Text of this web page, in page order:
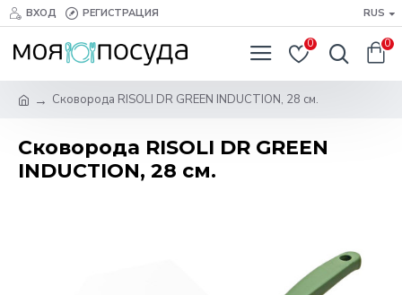
ВХОД РЕГИСТРАЦИЯ RUS
0 0
Сковорода RISOLI DR GREEN INDUCTION, 28 см.
Сковорода RISOLI DR GREEN
INDUCTION, 28 см.